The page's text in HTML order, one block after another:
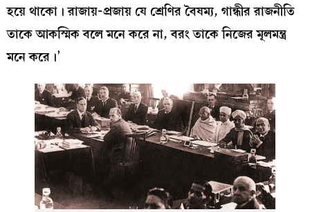
হয়ে থাকো। রাজায়-প্রজায় যে শ্রেণির বৈষম্য, গান্ধীর রাজনীতি
তাকে আকস্মিক বলে মনে করে না, বরং তাকে নিজের মূলমন্ত্র
মনে করে।’